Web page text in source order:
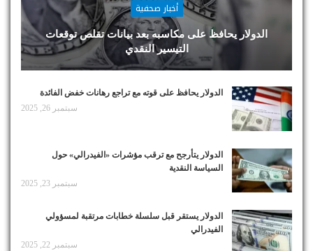
أخبار صحفية
الدولار يحافظ على مكاسبه بعد بيانات تقلص توقعات
التيسير النقدي
الدولار يحافظ على قوته مع تراجع رهانات خفض الفائدة
سبتمبر 26, 2025
الدولار يتأرجح مع ترقب مؤشرات «الفيدرالي» حول
السياسة النقدية
سبتمبر 23, 2025
الدولار يستقر قبل سلسلة خطابات مرتقبة لمسؤولي
الفيدرالي
سبتمبر 22, 2025